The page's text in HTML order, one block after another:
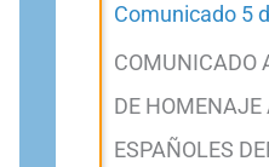
Comunicado 5
COMUNICADO
DE HOMENAJE
ESPAÑOLES